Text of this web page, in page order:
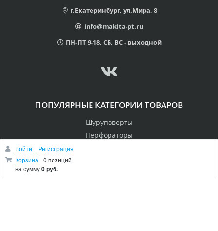
г.Екатеринбург, ул.Мира, 8
info@makita-pt.ru
ПН-ПТ 9-18, СБ, ВС - выходной
ПОПУЛЯРНЫЕ КАТЕГОРИИ ТОВАРОВ
Шуруповерты
Перфораторы
Войти
Регистрация
Корзина
0 позиций
на сумму0 руб.